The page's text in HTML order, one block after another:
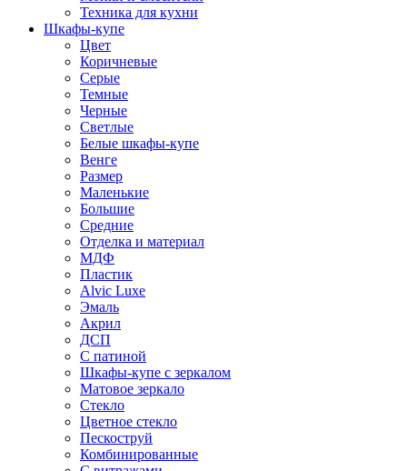
Техника для кухни
Шкафы-купе
Цвет
Коричневые
Серые
Темные
Черные
Светлые
Белые шкафы-купе
Венге
Размер
Маленькие
Большие
Средние
Отделка и материал
МДФ
Пластик
Alvic Luxe
Эмаль
Акрил
ДСП
С патиной
Шкафы-купе с зеркалом
Матовое зеркало
Стекло
Цветное стекло
Пескоструй
Комбинированные